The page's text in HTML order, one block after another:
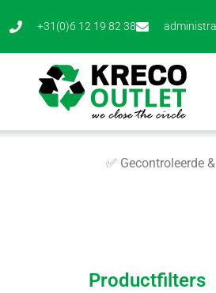
+31(0)6 12 19 82 38
✅ Gecontroleerde
Productfilters